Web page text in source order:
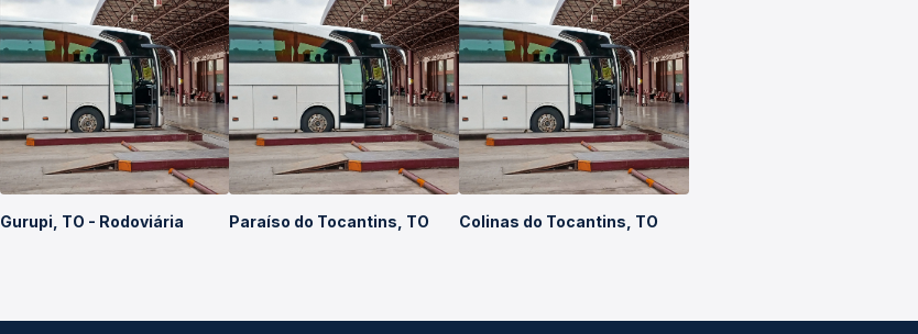
Gurupi, TO - Rodoviária Paraíso do Tocantins, TO Colinas do Tocantins, TO